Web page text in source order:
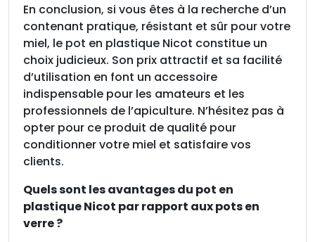
En conclusion, si vous êtes à la recherche d’un
contenant pratique, résistant et sûr pour votre
miel, le pot en plastique Nicot constitue un
choix judicieux. Son prix attractif et sa facilité
d’utilisation en font un accessoire
indispensable pour les amateurs et les
professionnels de l’apiculture. N’hésitez pas à
opter pour ce produit de qualité pour
conditionner votre miel et satisfaire vos
clients.
Quels sont les avantages du pot en
plastique Nicot par rapport aux pots en
verre ?